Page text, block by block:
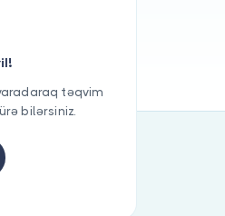
təqvim
bilərsiniz.